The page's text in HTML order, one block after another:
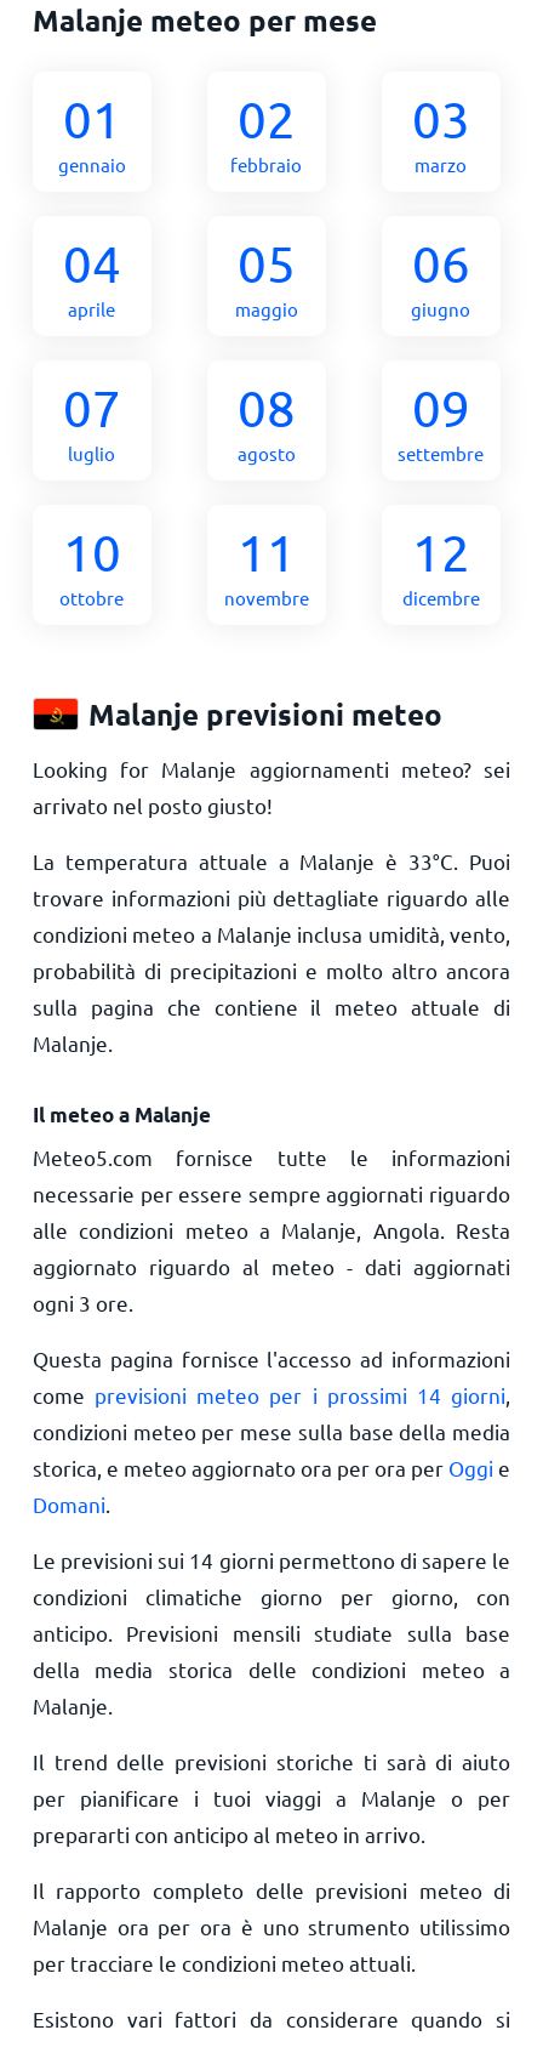
Malanje meteo per mese
01
gennaio
02
febbraio
03
marzo
04
aprile
05
maggio
06
giugno
07
luglio
08
agosto
09
settembre
10
ottobre
11
novembre
12
dicembre
Malanje previsioni meteo
Looking for Malanje aggiornamenti meteo? sei
arrivato nel posto giusto!
La temperatura attuale a Malanje è 33°C . Puoi
trovare informazioni più dettagliate riguardo alle
condizioni meteo a Malanje inclusa umidità, vento,
probabilità di precipitazioni e molto altro ancora
sulla pagina che contiene il meteo attuale di
Malanje.
Il meteo a Malanje
Meteo5.com fornisce tutte le informazioni
necessarie per essere sempre aggiornati riguardo
alle condizioni meteo a Malanje, Angola. Resta
aggiornato riguardo al meteo - dati aggiornati
ogni 3 ore.
Questa pagina fornisce l'accesso ad informazioni
come previsioni meteo per i prossimi 14 giorni
condizioni meteo per mese sulla base della media
storica, e meteo aggiornato ora per ora per Oggi e
Domani
Le previsioni sui 14 giorni permettono di sapere le
condizioni climatiche giorno per giorno, con
anticipo. Previsioni mensili studiate sulla base
della media storica delle condizioni meteo a
Malanje.
Il trend delle previsioni storiche ti sarà di aiuto
per pianificare i tuoi viaggi a Malanje o per
prepararti con anticipo al meteo in arrivo.
Il rapporto completo delle previsioni meteo di
Malanje ora per ora è uno strumento utilissimo
per tracciare le condizioni meteo attuali.
Esistono vari fattori da considerare quando si